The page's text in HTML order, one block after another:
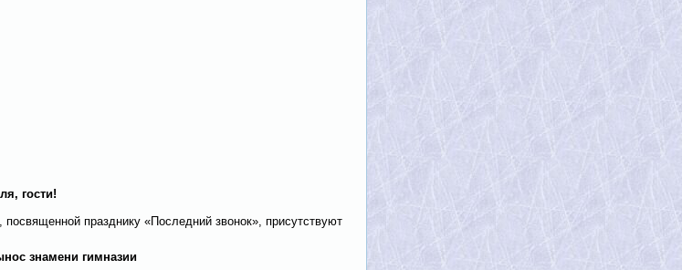
гости!
посвященной празднику «Последний звонок», присутствуют
знамени гимназии